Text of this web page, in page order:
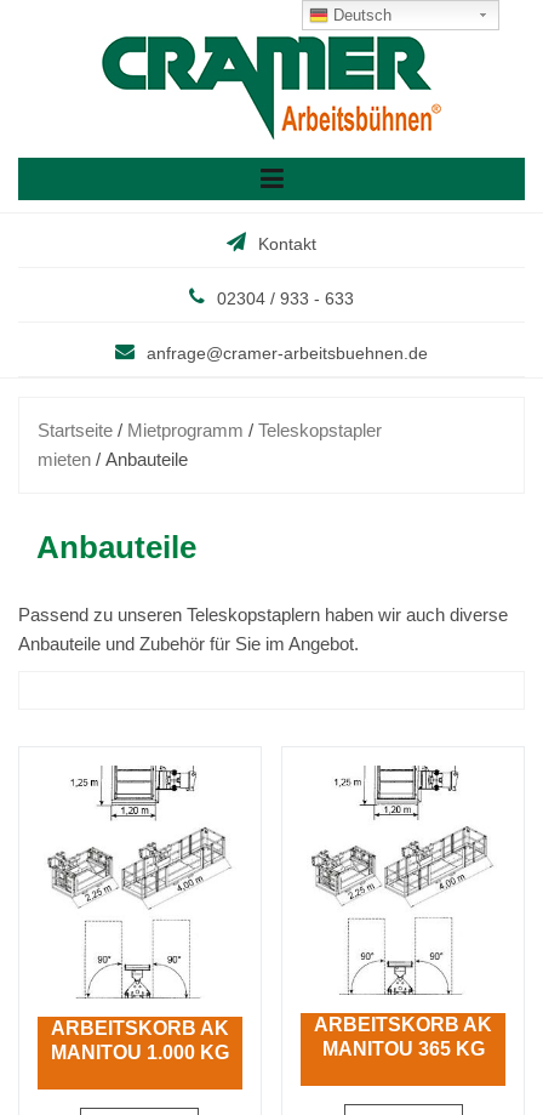
Kontakt
02304 / 933 - 633
anfrage@cramer-arbeitsbuehnen.de
Startseite / Mietprogramm / Teleskopstapler
mieten / Anbauteile
Anbauteile
Passend zu unseren Teleskopstaplern haben wir auch diverse
Anbauteile und Zubehör für Sie im Angebot.
ARBEITSKORB AK
MANITOU 1.000 KG
ARBEITSKORB AK
MANITOU 365 KG
Deutsch